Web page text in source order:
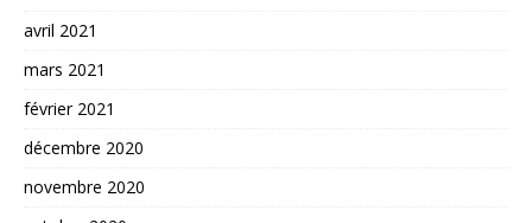
avril 2021
mars 2021
février 2021
décembre 2020
novembre 2020